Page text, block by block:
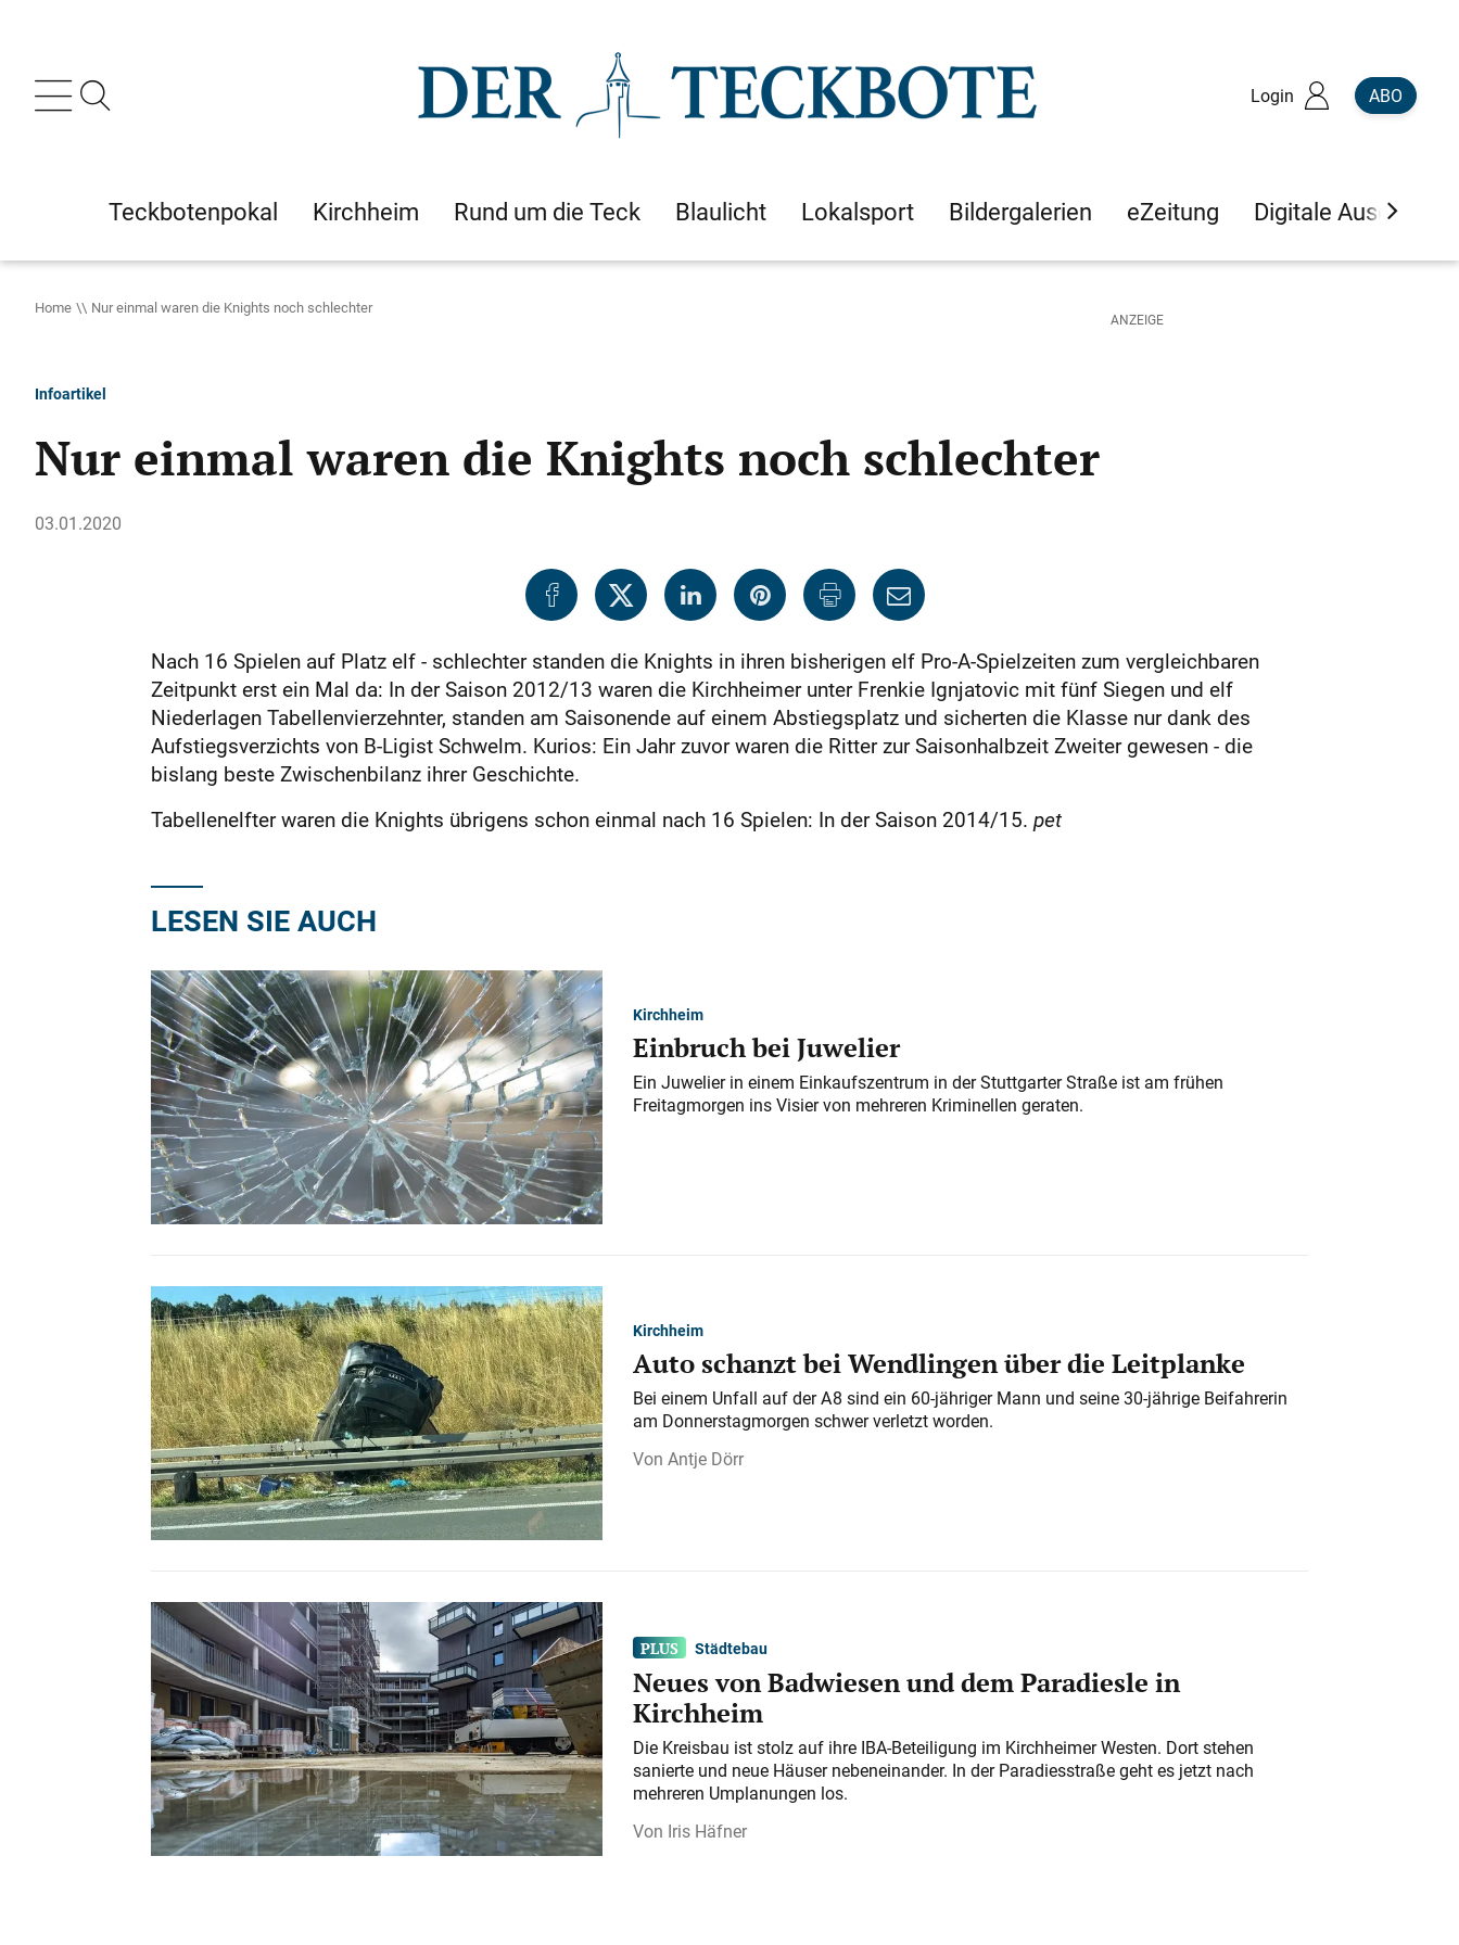
Login ABO
Teckbotenpokal Kirchheim Rund um die Teck Blaulicht Lokalsport Bildergalerien eZeitung Digitale Ausgaben
Home Nur einmal waren die Knights noch schlechter
Infoartikel
Nur einmal waren die Knights noch schlechter
03.01.2020
Nach 16 Spielen auf Platz elf - schlechter standen die Knights in ihren bisherigen elf Pro-A-Spielzeiten zum vergleichbaren
Zeitpunkt erst ein Mal da: In der Saison 2012/13 waren die Kirchheimer unter Frenkie Ignjatovic mit fünf Siegen und elf
Niederlagen Tabellenvierzehnter, standen am Saisonende auf einem Abstiegsplatz und sicherten die Klasse nur dank des
Aufstiegsverzichts von B-Ligist Schwelm. Kurios: Ein Jahr zuvor waren die Ritter zur Saisonhalbzeit Zweiter gewesen - die
bislang beste Zwischenbilanz ihrer Geschichte.
Tabellenelfter waren die Knights übrigens schon einmal nach 16 Spielen: In der Saison 2014/15. pet
LESEN SIE AUCH
Kirchheim
Einbruch bei Juwelier
Ein Juwelier in einem Einkaufszentrum in der Stuttgarter Straße ist am frühen
Freitagmorgen ins Visier von mehreren Kriminellen geraten.
Kirchheim
Auto schanzt bei Wendlingen über die Leitplanke
Bei einem Unfall auf der A 8 sind ein 60-jähriger Mann und seine 30-jährige Beifahrerin
am Donnerstagmorgen schwer verletzt worden.
Antje Dörr
Städtebau
Neues von Badwiesen und dem Paradiesle in
Kirchheim
Die Kreisbau ist stolz auf ihre IBA-Beteiligung im Kirchheimer Westen. Dort stehen
sanierte und neue Häuser nebeneinander. In der Paradiesstraße geht es jetzt nach
mehreren Umplanungen los.
Iris Häfner